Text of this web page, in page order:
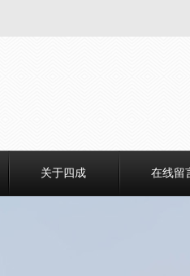
关于四成 在线留